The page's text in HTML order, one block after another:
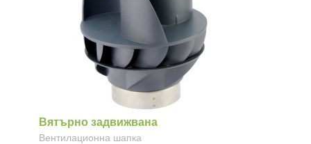
Вятърно задвижвана
Вентилационна шапка